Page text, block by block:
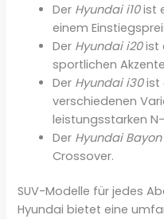
Der Hyundai i10ist
einem
Der Hyundai i20ist
sportlichen
Der Hyundai i30ist
verschiedenen
leistungsstarken
Der Hyundai Bayon
Crossover.
SUV-Modelle für jedes
Hyundai bietet eine